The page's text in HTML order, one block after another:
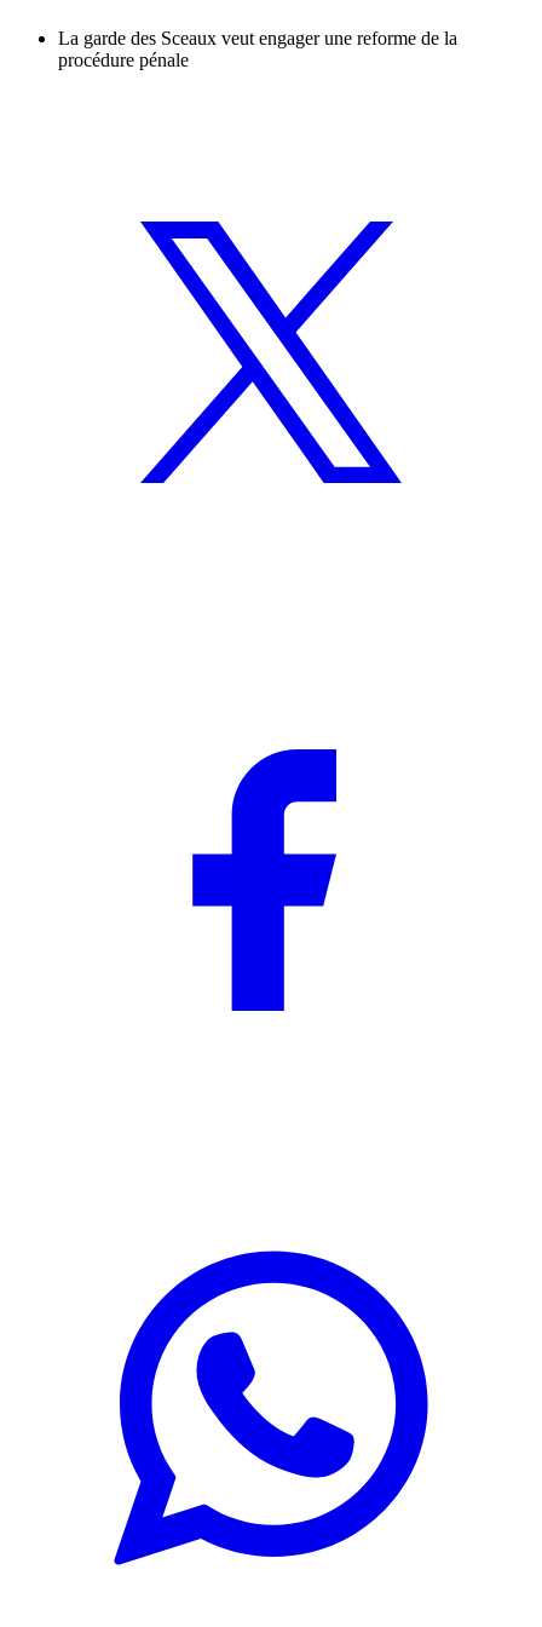
La garde des Sceaux veut engager une reforme de la
procédure pénale